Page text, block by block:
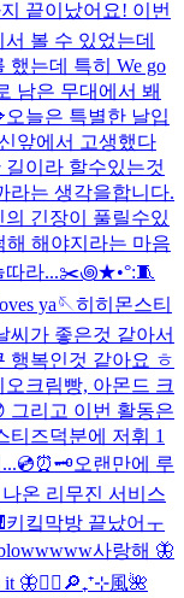
끝이났어요! 이번
볼 수 있었는데
했는데 특히 We go
남은 무대에서 봬
오늘은 특별한 날입
앞에서 고생했다
이라 할수있는것
라는 생각을합니다.
긴장이 풀릴수있
해야지라는 마음
라...✂️꩜★•°:🧵
ya🪡히히 몬스티
씨가 좋은것 같아서
행복인것 같아요 ㅎ
크림빵, 아몬드 크
그리고 이번 활동은
티즈덕분에 저휘 1
💿⏰🗝️오랜만에 루
온 리무진 서비스
키킼막방 끝났어ㅜ
사랑해 🦋
it 🦋❤️‍🔥 🔎₊⁺⊹風🌺